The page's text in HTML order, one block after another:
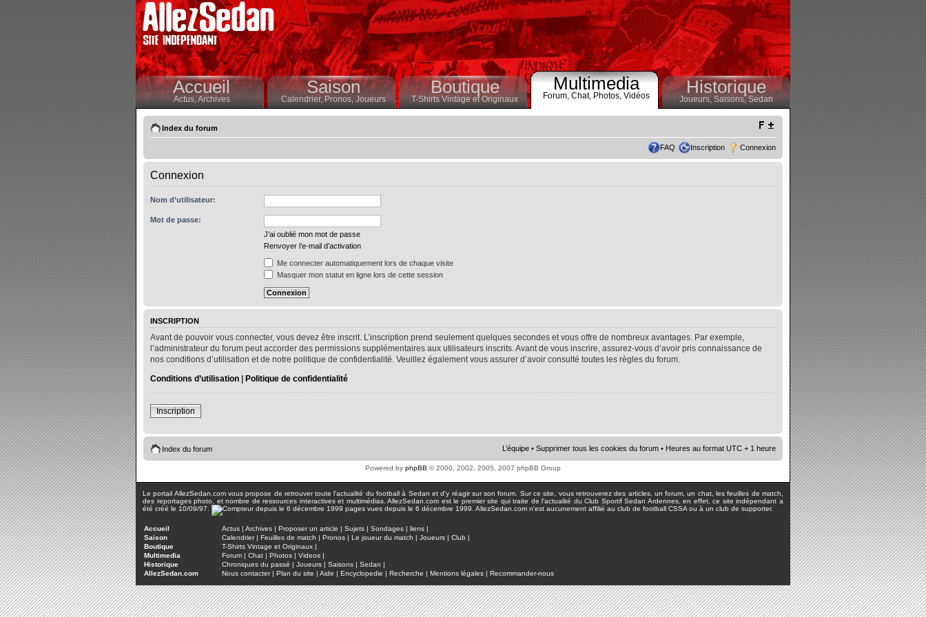
Accueil
Actus,Archives
Saison
Calendrier,Pronos, Joueurs
Boutique
T-Shirts Vintage et Originaux
Multimedia
Forum, Chat, Photos, Vidéos Historique
Joueurs, Saisons,Sedan
Index du forum
FAQ Inscription Connexion
Connexion
Nom d’utilisateur:
Mot de passe:
J’ai oublié mon mot de passe
Renvoyer l’e-mail d’activation
Me connecter automatiquement lors de chaque visite
Masquer mon statut en ligne lors de cette session
INSCRIPTION
Avant de pouvoir vous connecter, vous devez être inscrit. L’inscription prend seulement quelques secondes et vous offre de nombreux avantages. Par exemple,
l’administrateur du forum peut accorder des permissions supplémentaires aux utilisateurs inscrits. Avant de vous inscrire, assurez-vous d’avoir pris connaissance de
nos conditions d’utilisation et de notre politique de confidentialité. Veuillez également vous assurer d’avoir consulté toutes les règles du forum.
Conditions d’utilisation | Politique de confidentialité
Inscription
Index du forum L’équipe • Supprimer tous les cookies du forum • Heures au format UTC + 1 heure
Powered by phpBB © 2000, 2002, 2005, 2007 phpBB Group
Le portail AllezSedan.com vous propose de retrouver toute l'actualité du football à Sedan et d'y réagir sur son forum. Sur ce site, vous retrouverez des articles, un forum, un chat, les feuilles de match,
des reportages photo, et nombre de ressources interactives et multimédias. AllezSedan.com est le premier site qui traite de l'actualité du Club Sportif Sedan Ardennes, en effet, ce site indépendant a
été créé le 10/09/97.
pages vues depuis le 6 décembre 1999. AllezSedan.com n'est aucunement affilié au club de football CSSA ou à un club de supporter.
Accueil Actus | Archives | Proposer un article | Sujets | Sondages | liens |
Saison
Calendrier| Feuilles de match | Pronos | Le joueur du match | Joueurs | Club |
Boutique
T-Shirts Vintage et Originaux |
Multimedia
Forum | Chat | Photos | Videos |
Historique
Chroniques du passé | Joueurs | Saisons | Sedan |
AllezSedan.com
Nous contacter| Plan du site | Aide | Encyclopedie | Recherche | Mentions légales | Recommander-nous